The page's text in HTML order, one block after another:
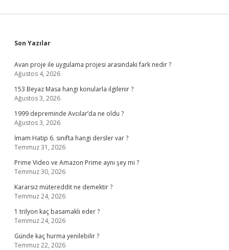
Sidebar
Son Yazılar
Avan proje ile uygulama projesi arasındaki fark nedir ?
Ağustos 4, 2026
153 Beyaz Masa hangi konularla ilgilenir ?
Ağustos 3, 2026
1999 depreminde Avcılar’da ne oldu ?
Ağustos 3, 2026
İmam Hatip 6. sınıfta hangi dersler var ?
Temmuz 31, 2026
Prime Video ve Amazon Prime aynı şey mi ?
Temmuz 30, 2026
Kararsız mütereddit ne demektir ?
Temmuz 24, 2026
1 trilyon kaç basamaklı eder ?
Temmuz 24, 2026
Günde kaç hurma yenilebilir ?
Temmuz 22, 2026